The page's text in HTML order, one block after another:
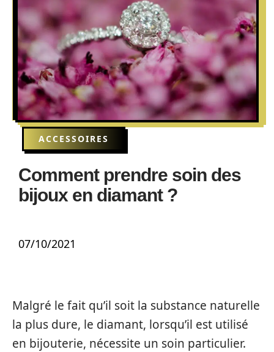
ACCESSOIRES
Comment prendre soin des
bijoux en diamant ?
07/10/2021
Malgré le fait qu’il soit la substance naturelle
la plus dure, le diamant, lorsqu’il est utilisé
en bijouterie, nécessite un soin particulier.